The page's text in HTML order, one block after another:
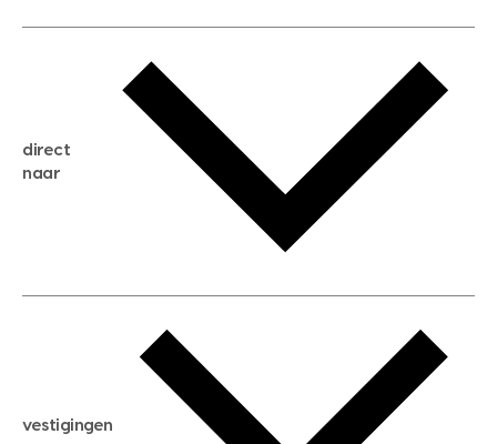
gratis zoekservice
huis verkopen
huis kopen
aankoopadvies
verkoopadvies
hypotheekadvies
direct
naar
hypotheek berekenen
maximale hypotheek berekenen
hypotheek bespaarcheck
vestigingen